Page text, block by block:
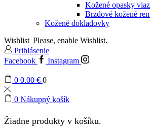
Kožené opasky
Brzdové kožené
Kožené dokladovky
Wishlist Please, enable Wishlist.
Prihlásenie
Facebook
Instagram
0 0.00 € 0
0 Nákupný košík
Žiadne produkty v košíku.